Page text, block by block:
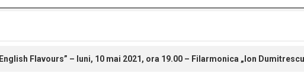
Flavours” – luni, 10 mai 2021, ora 19.00 – Filarmonica „Ion